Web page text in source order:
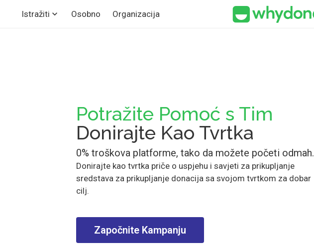
Istražiti Osobno Organizacija
Potražite Pomoć s Tim
Donirajte Kao Tvrtka
0% troškova platforme, tako da možete početi odmah.
Donirajte kao tvrtka priče o uspjehu i savjeti za prikupljanje
sredstava za prikupljanje donacija sa svojom tvrtkom za dobar
cilj.
Započnite Kampanju